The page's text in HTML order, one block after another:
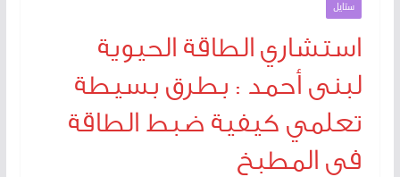
ستايل
استشاري الطاقة الحيوية
لبنى أحمد : بطرق بسيطة
تعلمي كيفية ضبط الطاقة
في المطبخ